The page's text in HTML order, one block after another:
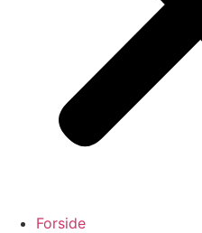
Forside